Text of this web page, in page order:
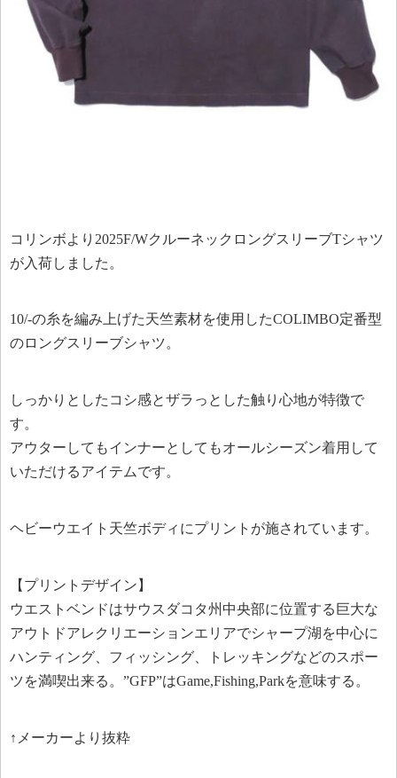
コリンボより2025F/WクルーネックロングスリーブTシャツ
が入荷しました。
10/-の糸を編み上げた天竺素材を使用したCOLIMBO定番型
のロングスリーブシャツ。
しっかりとしたコシ感とザラっとした触り心地が特徴で
す。
アウターしてもインナーとしてもオールシーズン着用して
いただけるアイテムです。
ヘビーウエイト天竺ボディにプリントが施されています。
【プリントデザイン】
ウエストベンドはサウスダコタ州中央部に位置する巨大な
アウトドアレクリエーションエリアでシャープ湖を中心に
ハンティング、フィッシング、トレッキングなどのスポー
ツを満喫出来る。”GFP”はGame,Fishing,Parkを意味する。
↑メーカーより抜粋